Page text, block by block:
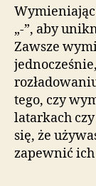
Wymieniając
„-”, aby
Zawsze
tego, czy
latarkach
się, że
zapewnić